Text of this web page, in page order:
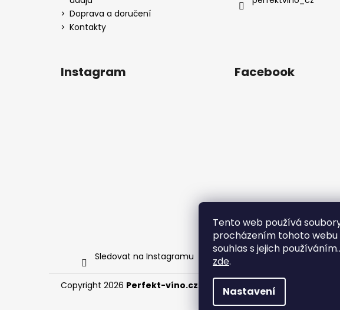
Tento web používá
procházením tohoto webu
souhlas s jejich
zde.
Nastavení
Doprava a doručení
Kontakty
Instagram
Sledovat na Instagramu
Facebook
Copyright 2026 Perfekt-víno.cz . Všechna práva vyhrazena.